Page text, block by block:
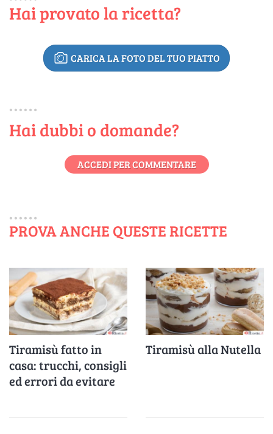
Hai provato la ricetta?
CARICA LA FOTO DEL TUO PIATTO
Hai dubbi o domande?
ACCEDI PER COMMENTARE
PROVA ANCHE QUESTE RICETTE
Tiramisù fatto in
casa: trucchi, consigli
ed errori da evitare
Tiramisù alla Nutella